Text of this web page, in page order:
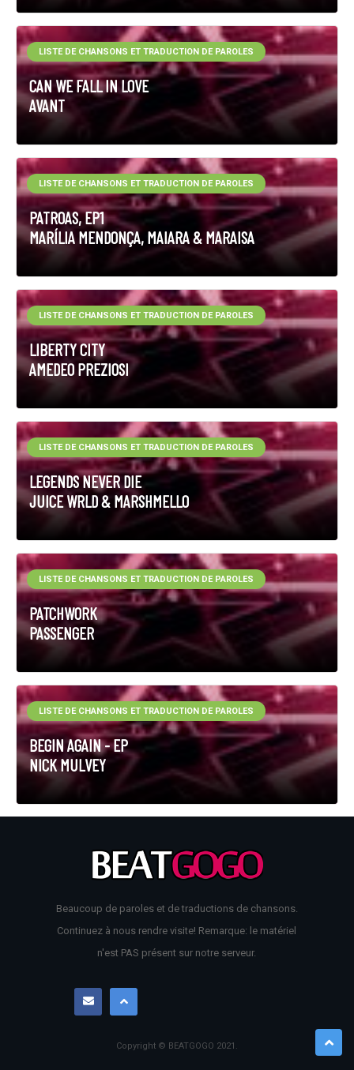
CAN WE FALL IN LOVE
AVANT
LISTE DE CHANSONS ET TRADUCTION DE PAROLES
PATROAS, EP1
MARÍLIA MENDONÇA, MAIARA & MARAISA
LISTE DE CHANSONS ET TRADUCTION DE PAROLES
LIBERTY CITY
AMEDEO PREZIOSI
LISTE DE CHANSONS ET TRADUCTION DE PAROLES
LEGENDS NEVER DIE
JUICE WRLD & MARSHMELLO
LISTE DE CHANSONS ET TRADUCTION DE PAROLES
PATCHWORK
PASSENGER
LISTE DE CHANSONS ET TRADUCTION DE PAROLES
BEGIN AGAIN - EP
NICK MULVEY
LISTE DE CHANSONS ET TRADUCTION DE PAROLES
Beaucoup de paroles et de traductions de chansons.
Continuez à nous rendre visite! Remarque: le matériel
n'est PAS présent sur notre serveur.
Copyright © BEATGOGO 2021 .